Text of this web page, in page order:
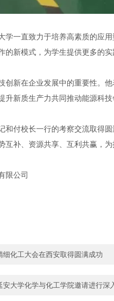
学一直致力于培养高素质的应
的新模式，为学生提供更多的
创新在企业发展中的重要性。
升新质生产力共同推动能源科
和付校长一行的考察交流取得
互补、资源共享、互利共赢，
限公司
细化工大会在西安取得圆满成功
安大学化学与化工学院邀请进行深